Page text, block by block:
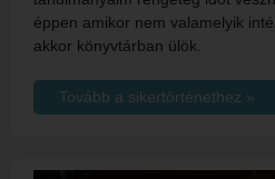
éppen amikor nem valamelyik
akkor könyvtárban ülök.
Tovább a sikertörténethez »